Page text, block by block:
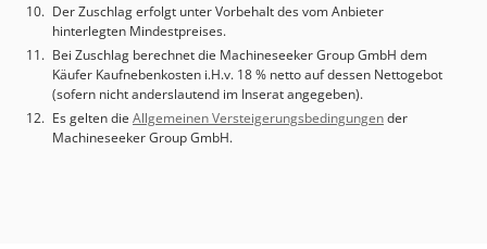
Der Zuschlag erfolgt unter Vorbehalt des vom Anbieter
hinterlegten Mindestpreises.
Bei Zuschlag berechnet die Machineseeker Group GmbH dem
Käufer Kaufnebenkosten i.H.v. 18 % netto auf dessen Nettogebot
(sofern nicht anderslautend im Inserat angegeben).
Es gelten die Allgemeinen Versteigerungsbedingungender
Machineseeker Group GmbH.